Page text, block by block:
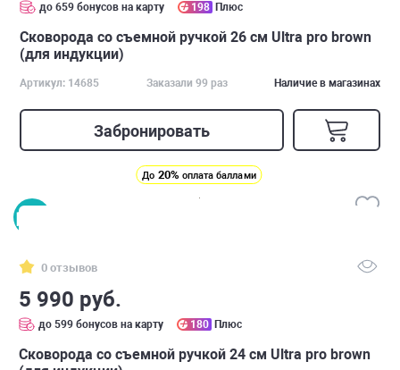
до 659 бонусов на карту 198 Плюс
Сковорода со съемной ручкой 26 см Ultra pro brown
(для индукции)
Артикул: 14685 Заказали 99 раз Наличие в магазинах
Забронировать
До 20% оплата баллами
0 отзывов
5 990 руб.
до 599 бонусов на карту 180 Плюс
Сковорода со съемной ручкой 24 см Ultra pro brown